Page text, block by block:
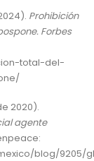
Prohibición
Forbes
total-del-
2020).
agente
blog/9205/